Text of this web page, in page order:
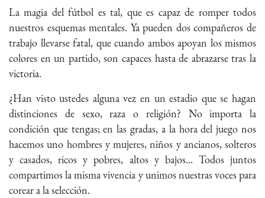
La magia del fútbol es tal, que es capaz de romper todos
nuestros esquemas mentales. Ya pueden dos compañeros de
trabajo llevarse fatal, que cuando ambos apoyan los mismos
colores en un partido, son capaces hasta de abrazarse tras la
victoria.
¿Han visto ustedes alguna vez en un estadio que se hagan
distinciones de sexo, raza o religión? No importa la
condición que tengas; en las gradas, a la hora del juego nos
hacemos uno hombres y mujeres, niños y ancianos, solteros
y casados, ricos y pobres, altos y bajos... Todos juntos
compartimos la misma vivencia y unimos nuestras voces para
corear a la selección.